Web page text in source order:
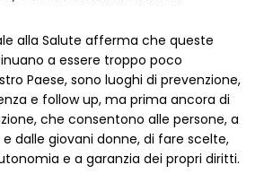
alla Salute afferma che queste
a essere troppo poco
Paese, sono luoghi di prevenzione,
e follow up, ma prima ancora di
che consentono alle persone, a
dalle giovani donne, di fare scelte,
e a garanzia dei propri diritti.